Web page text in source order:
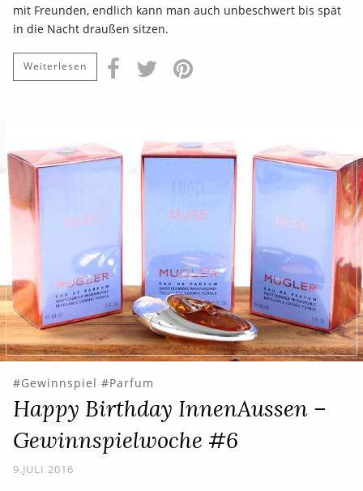
mit Freunden, endlich kann man auch unbeschwert bis spät
in die Nacht draußen sitzen.
Weiterlesen
Gewinnspiel Parfum
Happy Birthday InnenAussen –
Gewinnspielwoche #6
9.JULI 2016